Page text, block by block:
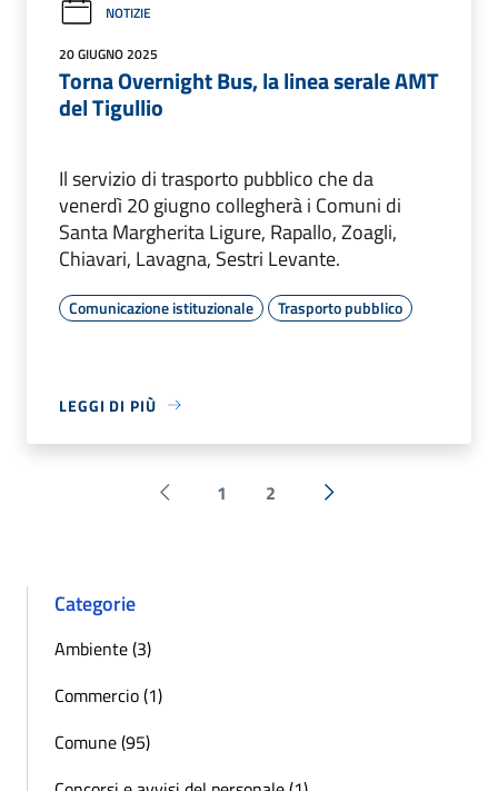
NOTIZIE
20 GIUGNO 2025
Torna Overnight Bus, la linea serale AMT
del Tigullio
Il servizio di trasporto pubblico che da
venerdì 20 giugno collegherà i Comuni di
Santa Margherita Ligure, Rapallo, Zoagli,
Chiavari, Lavagna, Sestri Levante.
Comunicazione istituzionale Trasporto pubblico
LEGGI DI PIÙ
Pagina precedente
1 2 Successiva »
Categorie
Ambiente (3)
Commercio (1)
Comune (95)